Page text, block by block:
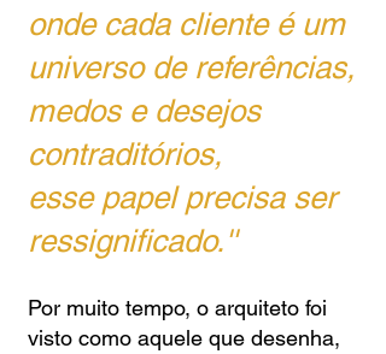
onde cada cliente é um
universo de referências,
medos e desejos
contraditórios,
esse papel precisa ser
ressignificado.''
Por muito tempo, o arquiteto foi
visto como aquele que desenha,